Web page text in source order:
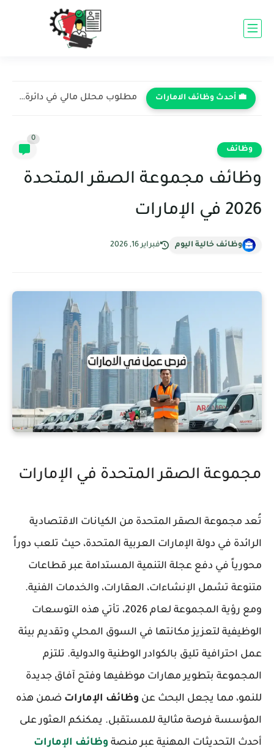
💼 أحدث وظائف الامارات مطلوب محلل مالي في دائرة المالية - أبوظبي 2026 (سارع...
وظائف
0
وظائف مجموعة الصقر المتحدة
2026 في الإمارات
وظائف خالية اليوم فبراير 16, 2026
مجموعة الصقر المتحدة في الإمارات
تُعد مجموعة الصقر المتحدة من الكيانات الاقتصادية
الرائدة في دولة الإمارات العربية المتحدة، حيث تلعب دوراً
محورياً في دفع عجلة التنمية المستدامة عبر قطاعات
متنوعة تشمل الإنشاءات، العقارات، والخدمات الفنية.
ومع رؤية المجموعة لعام 2026، تأتي هذه التوسعات
الوظيفية لتعزيز مكانتها في السوق المحلي وتقديم بيئة
عمل احترافية تليق بالكوادر الوطنية والدولية. تلتزم
المجموعة بتطوير مهارات موظفيها وفتح آفاق جديدة
للنمو، مما يجعل البحث عن وظائف الإمارات ضمن هذه
المؤسسة فرصة مثالية للمستقبل. يمكنكم العثور على
أحدث التحديثات المهنية عبر منصة وظائف الإمارات